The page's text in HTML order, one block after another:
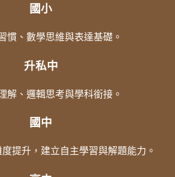
國小
慣、數學思維與表達基礎。
升私中
解、邏輯思考與學科銜接。
國中
提升，建立自主學習與解題能力。